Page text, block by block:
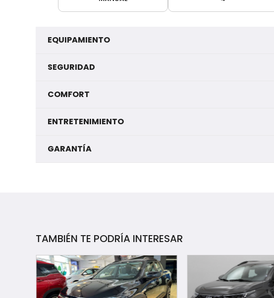
EQUIPAMIENTO
SEGURIDAD
COMFORT
ENTRETENIMIENTO
GARANTÍA
TAMBIÉN TE PODRÍA INTERESAR